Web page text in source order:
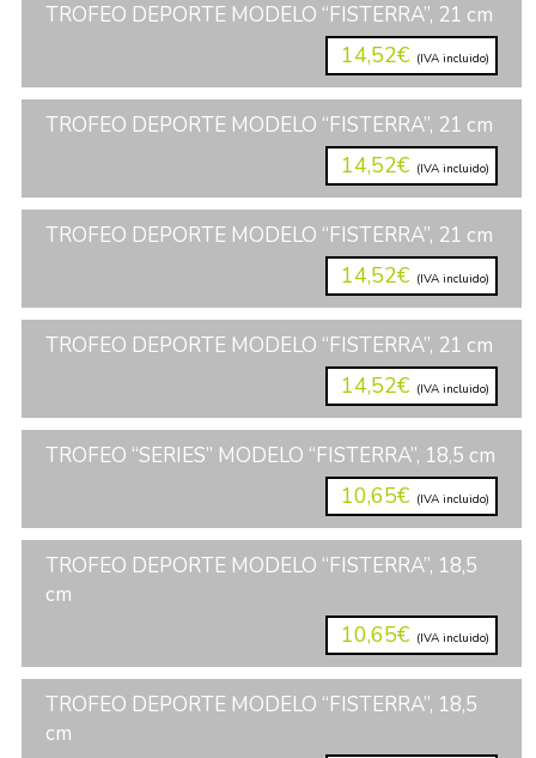
TROFEO DEPORTE MODELO “FISTERRA”, 21 cm
14,52€ (IVA incluido)
TROFEO DEPORTE MODELO “FISTERRA”, 21 cm
14,52€ (IVA incluido)
TROFEO DEPORTE MODELO “FISTERRA”, 21 cm
14,52€ (IVA incluido)
TROFEO DEPORTE MODELO “FISTERRA”, 21 cm
14,52€ (IVA incluido)
TROFEO “SERIES” MODELO “FISTERRA”, 18,5 cm
10,65€ (IVA incluido)
TROFEO DEPORTE MODELO “FISTERRA”, 18,5
cm
10,65€ (IVA incluido)
TROFEO DEPORTE MODELO “FISTERRA”, 18,5
cm